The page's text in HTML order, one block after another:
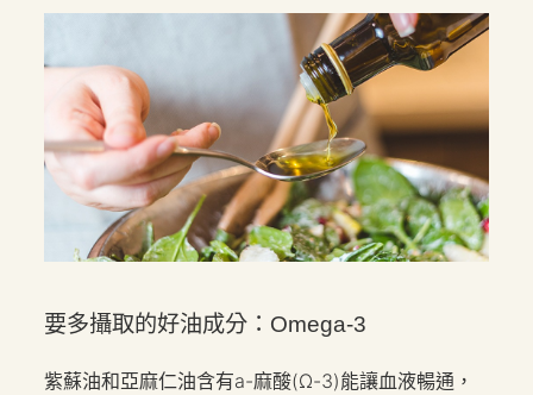
要多攝取的好油成分：Omega-3
紫蘇油和亞麻仁油含有a-麻酸(Ω-3)能讓血液暢通，